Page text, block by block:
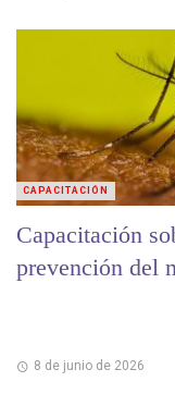
Capacitación
prevención del
8 de junio de 2026
CAPACITACIÓN